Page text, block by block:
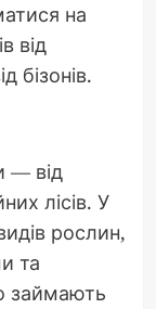
на
від
бізонів.
— від
лісів. У
рослин,
та
займають